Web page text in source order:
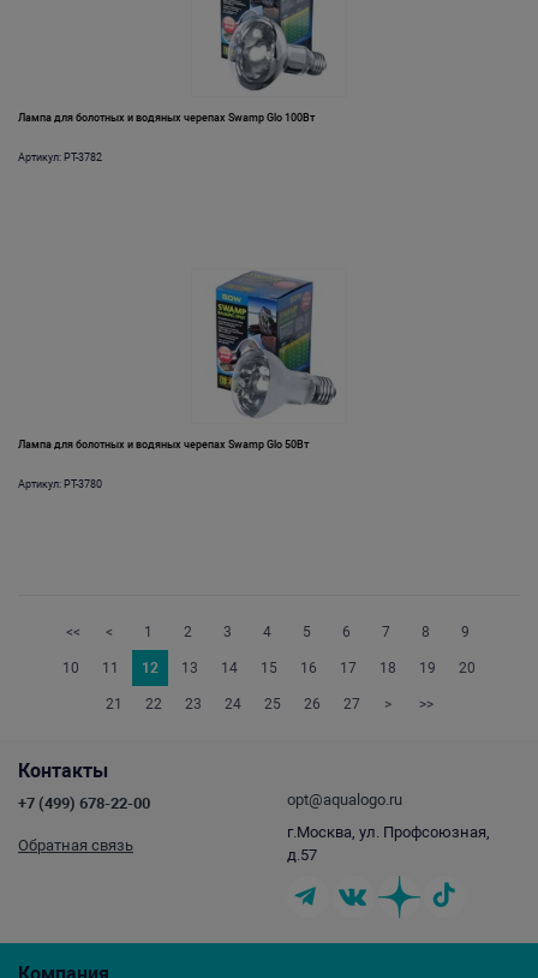
Лампа для болотных и водяных черепах Swamp Glo 100Вт
Артикул: PT-3782
Лампа для болотных и водяных черепах Swamp Glo 50Вт
Артикул: PT-3780
<< < 1 2 3 4 5 6 7 8 9
10 11 12 13 14 15 16 17 18 19 20
21 22 23 24 25 26 27 > >>
Контакты
+7 (499) 678-22-00
Обратная связь
opt@aqualogo.ru
г.Москва, ул. Профсоюзная,
д.57